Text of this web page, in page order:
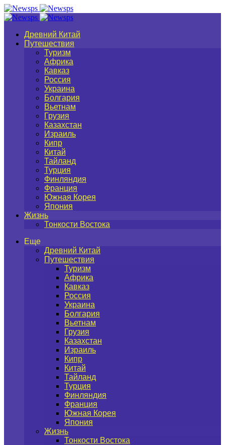
Древний Китай
Путешествия
Туризм
Африка
Кавказ
Россия
Украина
Болгария
Вьетнам
Грузия
Казахстан
Израиль
Кипр
Китай
Тайланд
Турция
Финляндия
Франция
Южная Корея
Япония
Жизнь
Тонкости Востока
Еще
Древний Китай
Путешествия
Туризм
Африка
Кавказ
Россия
Украина
Болгария
Вьетнам
Грузия
Казахстан
Израиль
Кипр
Китай
Тайланд
Турция
Финляндия
Франция
Южная Корея
Япония
Жизнь
Тонкости Востока